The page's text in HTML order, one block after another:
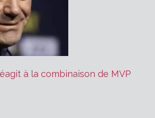
à la combinaison de MVP